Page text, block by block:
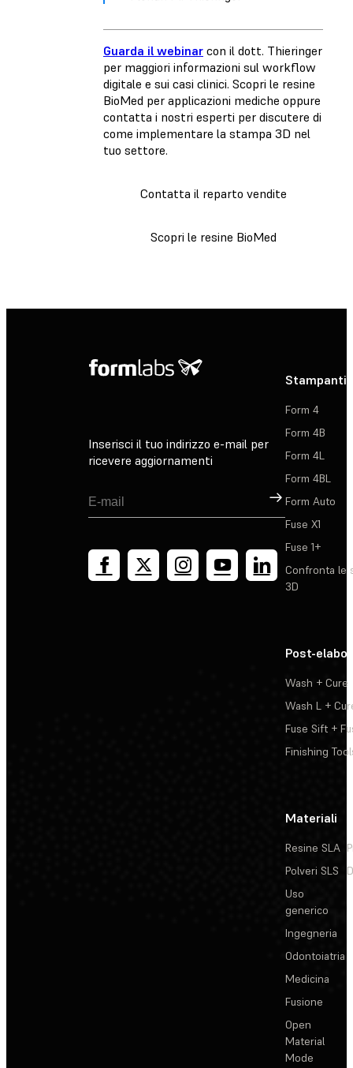
Guarda il webinar con il dott. Thieringer
per maggiori informazioni sul workflow
digitale e sui casi clinici. Scopri le resine
BioMed per applicazioni mediche oppure
contatta i nostri esperti per discutere di
come implementare la stampa 3D nel
tuo settore.
Contatta il reparto vendite
Scopri le resine BioMed
Inserisci il tuo indirizzo e-mail per
ricevere aggiornamenti
Registrati
Stampanti
Form 4
Form 4B
Form 4L
Form 4BL
Form Auto
Fuse X1
Fuse 1+
Confronta le
3D
Post-
Wash + Cure
Wash L +
Fuse Sift +
Finishing
Materiali
Resine SLA
Polveri SLS
Uso
generico
Ingegneria
Odontoiatria
Medicina
Fusione
Open
Material
Mode